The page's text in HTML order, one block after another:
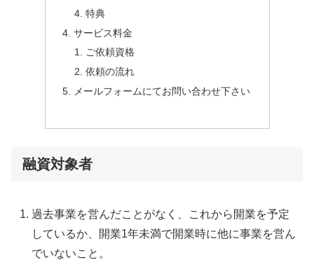
特典
サービス料金
ご依頼資格
依頼の流れ
メールフォームにてお問い合わせ下さい
融資対象者
過去事業を営んだことがなく、これから開業を予定
しているか、開業1年未満で開業時に他に事業を営ん
でいないこと。